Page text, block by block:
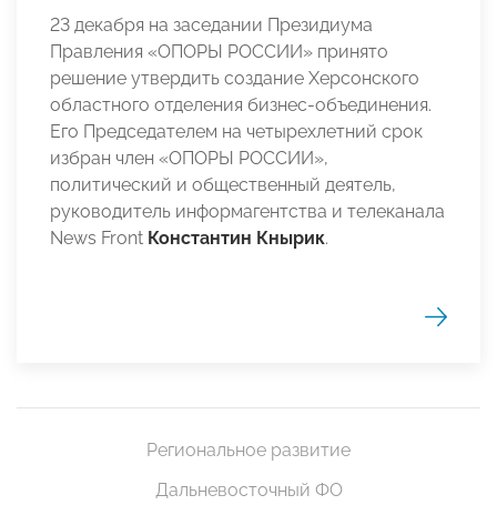
23 декабря на заседании Президиума
Правления «ОПОРЫ РОССИИ» принято
решение утвердить создание Херсонского
областного отделения бизнес-объединения.
Его Председателем на четырехлетний срок
избран член «ОПОРЫ РОССИИ»,
политический и общественный деятель,
руководитель информагентства и телеканала
News Front Константин Кнырик.
Региональное развитие
Дальневосточный ФО